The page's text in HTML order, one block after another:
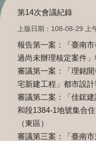
第14次會議紀錄
上版日期：108-08-29 上
報告第一案：「臺南
過尚未辦理核定案件」
審議第一案：「理銘
宅新建工程」都市設計
審議第二案：「佳鋐
和段1384-1地號集合
（東區）
審議第三案：「臺南